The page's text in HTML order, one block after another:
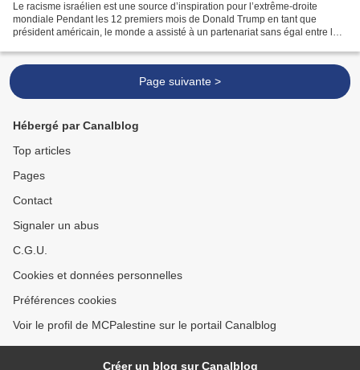
Le racisme israélien est une source d’inspiration pour l’extrême-droite
mondiale Pendant les 12 premiers mois de Donald Trump en tant que
président américain, le monde a assisté à un partenariat sans égal entre le
Page suivante >
Hébergé par Canalblog
Top articles
Pages
Contact
Signaler un abus
C.G.U.
Cookies et données personnelles
Préférences cookies
Voir le profil de MCPalestine sur le portail Canalblog
Créer un blog sur Canalblog